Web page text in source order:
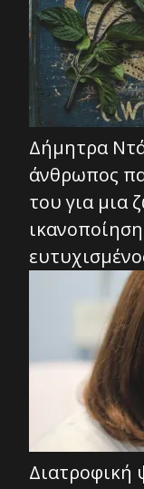
Δήμητρα
άνθρωπος
του για μια
Διατροφική